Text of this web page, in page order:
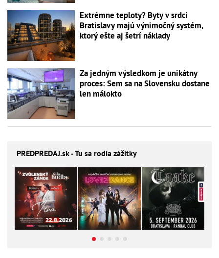
Extrémne teploty? Byty v srdci
Bratislavy majú výnimočný systém,
ktorý ešte aj šetrí náklady
Za jedným výsledkom je unikátny
proces: Sem sa na Slovensku dostane
len málokto
PREDPREDAJ.sk - Tu sa rodia zážitky